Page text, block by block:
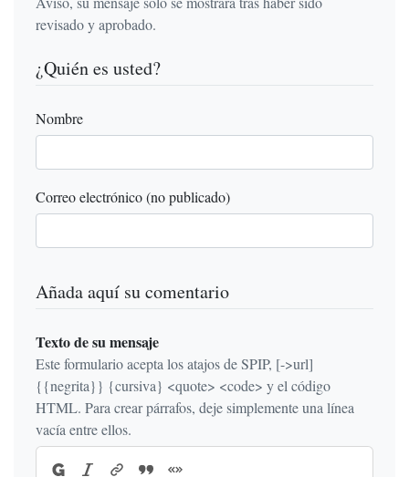
revisado y aprobado.
¿Quién es usted?
Nombre
Correo electrónico (no publicado)
Añada aquí su comentario
Texto de su mensaje
Este formulario acepta los atajos de SPIP, [->url]
{{negrita}} {cursiva} <quote> <code> y el código
HTML. Para crear párrafos, deje simplemente una línea
vacía entre ellos.